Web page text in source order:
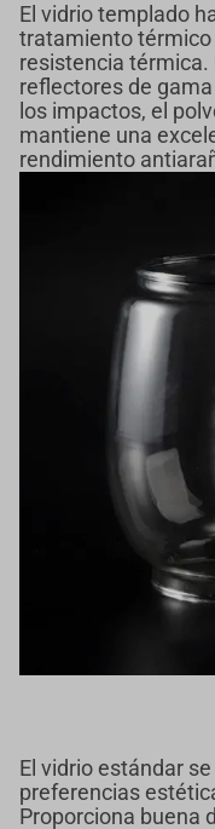
El vidrio templado
tratamiento térmico
resistencia térmica.
reflectores de
los impactos, el
mantiene una
rendimiento
El vidrio estándar
preferencias
Proporciona buena